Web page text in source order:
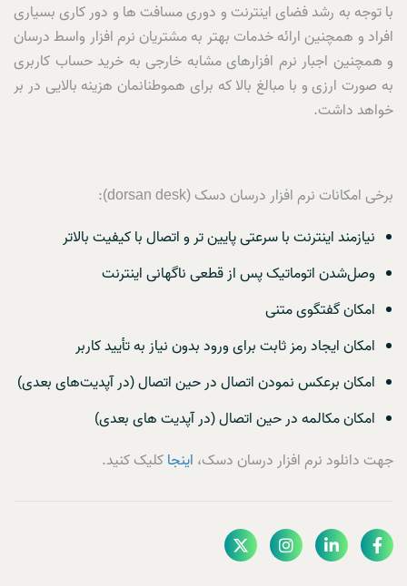
با توجه به رشد فضای اینترنت و دوری مسافت ها و دور کاری بسیاری
افراد و همچنین ارائه خدمات بهتر به مشتریان نرم افزار واسط درسان
و همچنین اجبار نرم افزارهای مشابه خارجی به خرید حساب کاربری
به صورت ارزی و با مبالغ بالا که برای هموطنانمان هزینه بالایی در بر
خواهد داشت.
برخی امکانات نرم افزار درسان دسک (dorsan desk):
نیازمند اینترنت با سرعتی پایین تر و اتصال با کیفیت بالاتر
وصل‌شدن اتوماتیک پس از قطعی ناگهانی اینترنت
امکان گفتگوی متنی
امکان ایجاد رمز ثابت برای ورود بدون نیاز به تأیید کاربر
امکان برعکس نمودن اتصال در حین اتصال (در آپدیت‌های بعدی)
امکان مکالمه در حین اتصال (در آپدیت های بعدی)
جهت دانلود نرم افزار درسان دسک، اینجاکلیک کنید.